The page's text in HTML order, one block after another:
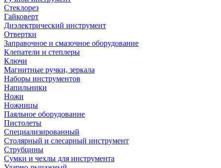
Стеклорез
Гайковерт
Диэлектрический инструмент
Отвертки
Заправочное и смазочное оборудование
Клепатели и степлеры
Ключи
Магнитные ручки, зеркала
Наборы инструментов
Напильники
Ножи
Ножницы
Паяльное оборудование
Пистолеты
Специализированный
Столярный и слесарный инструмент
Струбцины
Сумки и чехлы для инструмента